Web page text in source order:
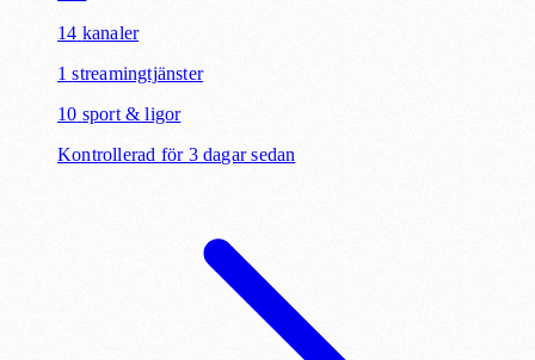
14 kanaler
1 streamingtjänster
10 sport & ligor
Kontrollerad för 3 dagar sedan